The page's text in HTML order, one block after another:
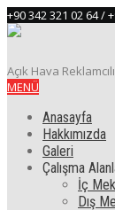
+90 342 321 02 64 /
Açık Hava
MENÜ
Anasayfa
Hakkımızda
Galeri
Çalışma
İç
Dış